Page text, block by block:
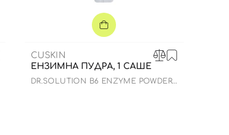
CUSKIN
ЕНЗИМНА ПУДРА, 1 САШЕ
DR.SOLUTION B6 ENZYME POWDER